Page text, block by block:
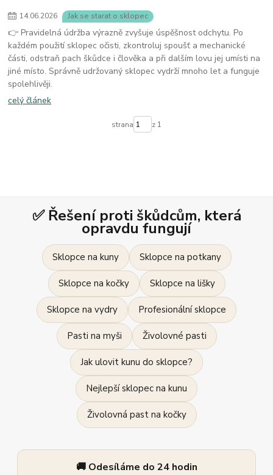
14.06.2026 Jak se starat o sklopec
👉 Pravidelná údržba výrazně zvyšuje úspěšnost odchytu. Po
každém použití sklopec očisti, zkontroluj spoušť a mechanické
části, odstraň pach škůdce i člověka a při dalším lovu jej umísti na
jiné místo. Správně udržovaný sklopec vydrží mnoho let a funguje
spolehlivěji.
celý článek
strana z 1
✅ Řešení proti škůdcům, která
opravdu fungují
Sklopce na kuny Sklopce na potkany
Sklopce na kočky Sklopce na lišky
Sklopce na vydry Profesionální sklopce
Pasti na myši Živolovné pasti
Jak ulovit kunu do sklopce?
Nejlepší sklopec na kunu
Živolovná past na kočky
🚚 Odesíláme do 24 hodin